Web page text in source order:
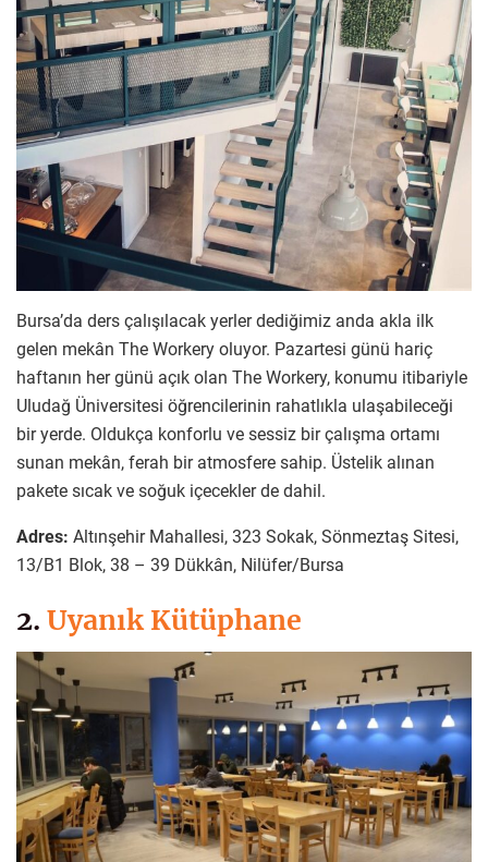
Bursa’da ders çalışılacak yerler dediğimiz anda akla ilk
gelen mekân The Workery oluyor. Pazartesi günü hariç
haftanın her günü açık olan The Workery, konumu itibariyle
Uludağ Üniversitesi öğrencilerinin rahatlıkla ulaşabileceği
bir yerde. Oldukça konforlu ve sessiz bir çalışma ortamı
sunan mekân, ferah bir atmosfere sahip. Üstelik alınan
pakete sıcak ve soğuk içecekler de dahil.
Adres: Altınşehir Mahallesi, 323 Sokak, Sönmeztaş Sitesi,
13/B1 Blok, 38 – 39 Dükkân, Nilüfer/Bursa
2. Uyanık Kütüphane